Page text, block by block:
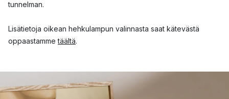
tunnelman.
Lisätietoja oikean hehkulampun valinnasta saat kätevästä
oppaastammetäältä.